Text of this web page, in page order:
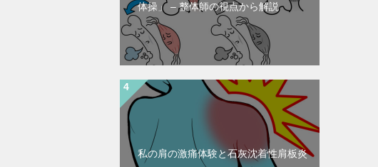
体操」 – 整体師の視点から解説
私の肩の激痛体験と石灰沈着性肩板炎